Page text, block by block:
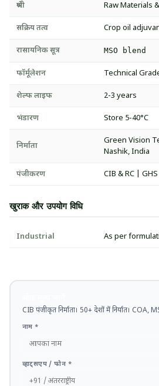
श्रेणी Raw Materials
सक्रिय तत्व Crop oil
रासायनिक सूत्र MSO blend
फॉर्मूलेशन Technical
शेल्फ लाइफ 2-3 years
भंडारण Store 5-40°C
निर्माता
Green Vision
Nashik, India
पंजीकरण CIB & RC |
खुराक और उपयोग विधि
Industrial As per
CIB पंजीकृत निर्माता। 50+ देशों में निर्यात। COA,
नाम *
व्हाट्सएप / फोन *